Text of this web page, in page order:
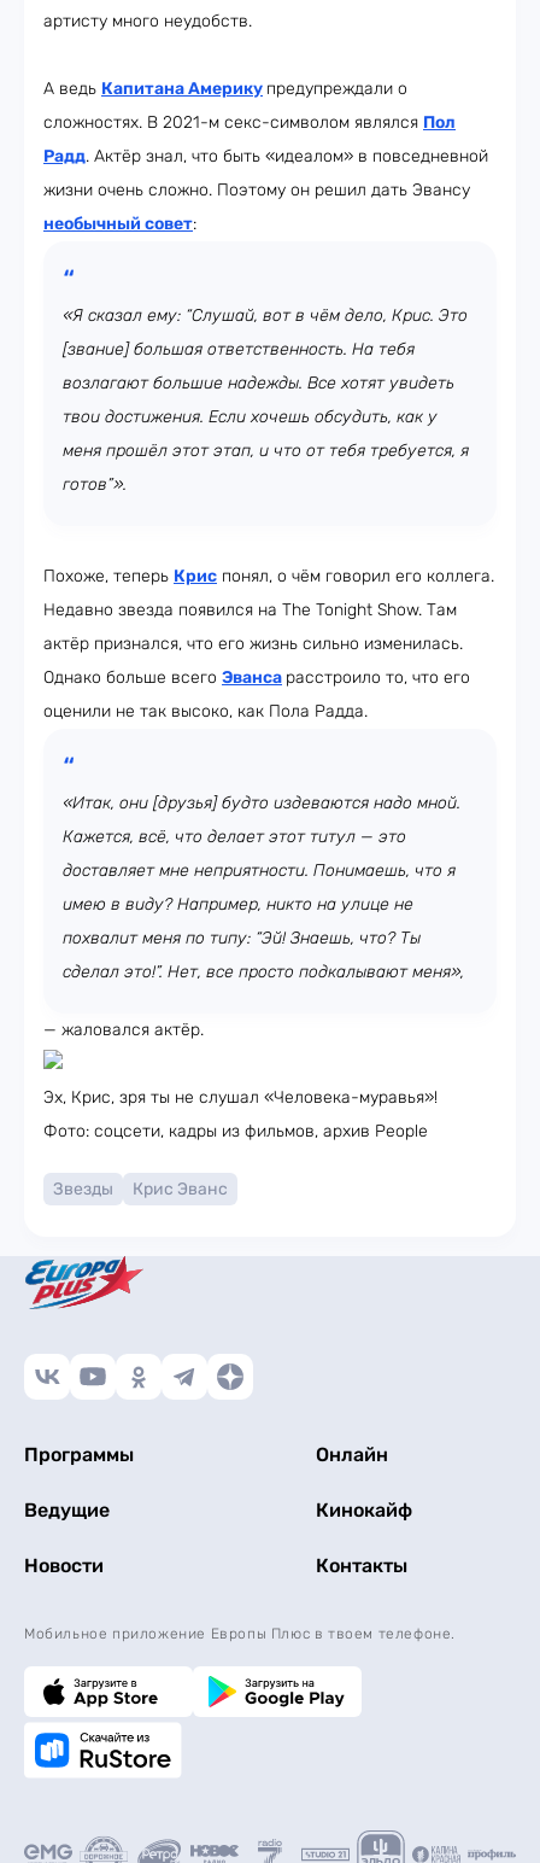
артисту много неудобств.
А ведь Капитана Америку предупреждали о
сложностях. В 2021-м секс-символом являлся Пол
Радд. Актёр знал, что быть «идеалом» в повседневной
жизни очень сложно. Поэтому он решил дать Эвансу
необычный совет:
«Я сказал ему: “Слушай, вот в чём дело, Крис. Это
[звание] большая ответственность. На тебя
возлагают большие надежды. Все хотят увидеть
твои достижения. Если хочешь обсудить, как у
меня прошёл этот этап, и что от тебя требуется, я
готов”».
Похоже, теперь Крис понял, о чём говорил его коллега.
Недавно звезда появился на The Tonight Show. Там
актёр признался, что его жизнь сильно изменилась.
Однако больше всего Эванса расстроило то, что его
оценили не так высоко, как Пола Радда.
«Итак, они [друзья] будто издеваются надо мной.
Кажется, всё, что делает этот титул — это
доставляет мне неприятности. Понимаешь, что я
имею в виду? Например, никто на улице не
похвалит меня по типу: “Эй! Знаешь, что? Ты
сделал это!”. Нет, все просто подкалывают меня»,
— жаловался актёр.
Эх, Крис, зря ты не слушал «Человека-муравья»!
Фото: соцсети, кадры из фильмов, архив People
Звезды Крис Эванс
Программы Онлайн
Ведущие Кинокайф
Новости Контакты
Мобильное приложение Европы Плюс в твоем телефоне.